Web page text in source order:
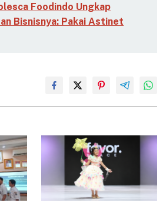
Foodindo Ungkap
Bisnisnya: Pakai Astinet